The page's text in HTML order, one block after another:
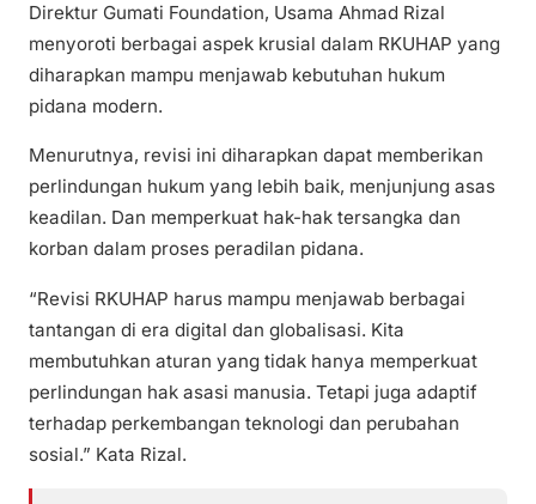
Direktur Gumati Foundation, Usama Ahmad Rizal
menyoroti berbagai aspek krusial dalam RKUHAP yang
diharapkan mampu menjawab kebutuhan hukum
pidana modern.
Menurutnya, revisi ini diharapkan dapat memberikan
perlindungan hukum yang lebih baik, menjunjung asas
keadilan. Dan memperkuat hak-hak tersangka dan
korban dalam proses peradilan pidana.
“Revisi RKUHAP harus mampu menjawab berbagai
tantangan di era digital dan globalisasi. Kita
membutuhkan aturan yang tidak hanya memperkuat
perlindungan hak asasi manusia. Tetapi juga adaptif
terhadap perkembangan teknologi dan perubahan
sosial.” Kata Rizal.